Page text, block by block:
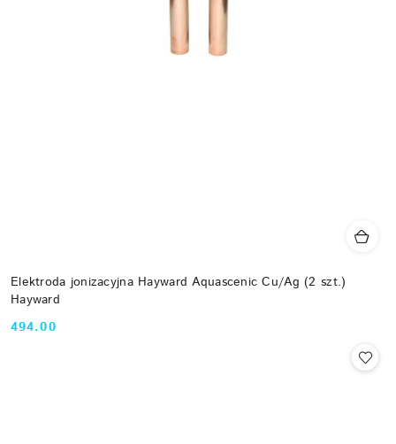
Elektroda jonizacyjna Hayward Aquascenic Cu/Ag (2 szt.)
Hayward
Cena:
494.00